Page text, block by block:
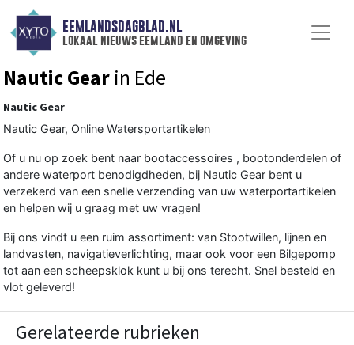
EEMLANDSDAGBLAD.NL
lokaal nieuws eemland en omgeving
Nautic Gear in Ede
Nautic Gear
Nautic Gear, Online Watersportartikelen
Of u nu op zoek bent naar bootaccessoires , bootonderdelen of
andere waterport benodigdheden, bij Nautic Gear bent u
verzekerd van een snelle verzending van uw waterportartikelen
en helpen wij u graag met uw vragen!
Bij ons vindt u een ruim assortiment: van Stootwillen, lijnen en
landvasten, navigatieverlichting, maar ook voor een Bilgepomp
tot aan een scheepsklok kunt u bij ons terecht. Snel besteld en
vlot geleverd!
Gerelateerde rubrieken